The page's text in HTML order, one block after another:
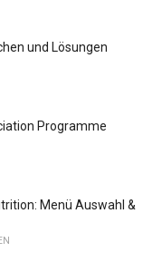
und Lösungen
Programme
Menü Auswahl &